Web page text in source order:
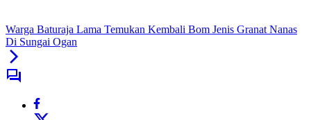
Warga Baturaja Lama Temukan Kembali Bom Jenis Granat Nanas
Di Sungai Ogan